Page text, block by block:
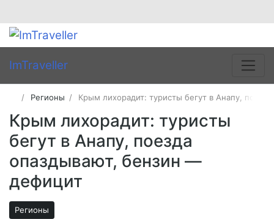
ImTraveller
Регионы Крым лихорадит: туристы бегут в Анапу,
Крым лихорадит: туристы
бегут в Анапу, поезда
опаздывают, бензин —
дефицит
Регионы